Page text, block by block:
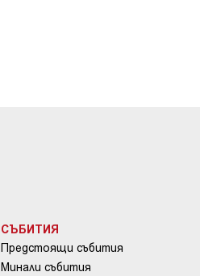
СЪБИТИЯ
Предстоящи събития
Минали събития